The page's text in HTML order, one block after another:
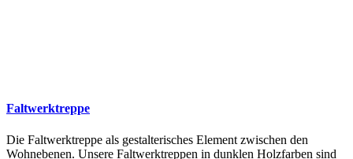
Faltwerktreppe
Die Faltwerktreppe als gestalterisches Element zwischen den
Wohnebenen. Unsere Faltwerktreppen in dunklen Holzfarben sind